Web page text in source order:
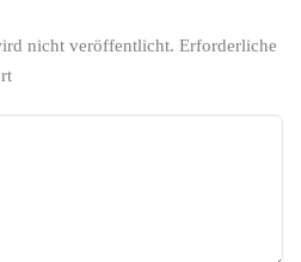
nicht veröffentlicht. Erforderliche